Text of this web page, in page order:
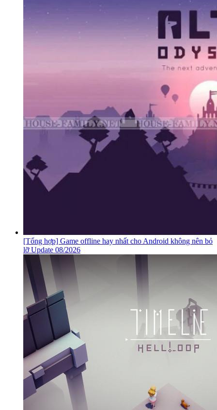
[Tổng hợp] Game offline hay nhất cho Android không nên bỏ
lỡ Update 08/2026